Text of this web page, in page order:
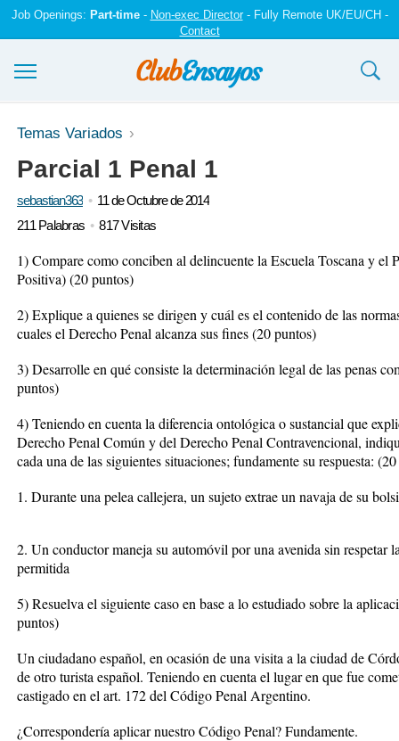
Job Openings: Part-time- Non-exec Director- Fully Remote UK/EU/CH -
Contact
Ensayos y trabajos
Registrarse
Iniciar sesión
Temas Variados
Parcial 1 Penal 1
sebastian363
11 de Octubre de 2014
211 Palabras
817 Visitas
1) Compare como conciben al delincuente la Escuela Toscana y
Positiva) (20 puntos)
2) Explique a quienes se dirigen y cuál es el contenido de las
cuales el Derecho Penal alcanza sus fines (20 puntos)
3) Desarrolle en qué consiste la determinación legal de las penas
puntos)
4) Teniendo en cuenta la diferencia ontológica o sustancial que
Derecho Penal Común y del Derecho Penal Contravencional,
cada una de las siguientes situaciones; fundamente su respuesta:
1. Durante una pelea callejera, un sujeto extrae un navaja de su
2. Un conductor maneja su automóvil por una avenida sin respetar
permitida
5) Resuelva el siguiente caso en base a lo estudiado sobre la
puntos)
Un ciudadano español, en ocasión de una visita a la ciudad de
de otro turista español. Teniendo en cuenta el lugar en que fue
castigado en el art. 172 del Código Penal Argentino.
¿Correspondería aplicar nuestro Código Penal? Fundamente.